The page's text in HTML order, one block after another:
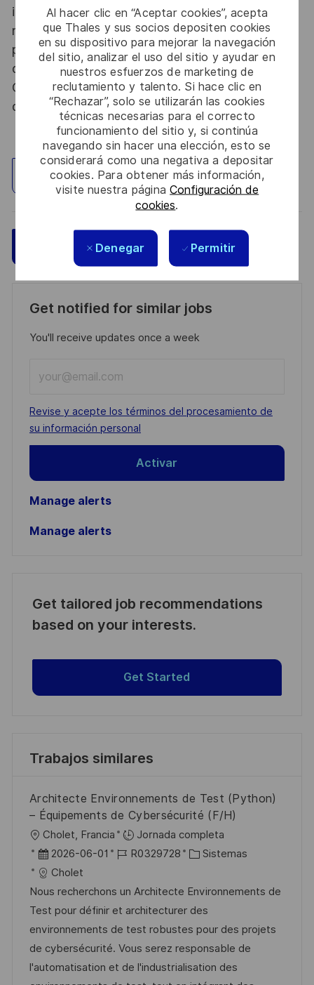
Al hacer clic en “Aceptar cookies”, acepta
que Thales y sus socios depositen cookies
en su dispositivo para mejorar la navegación
del sitio, analizar el uso del sitio y ayudar en
nuestros esfuerzos de marketing de
reclutamiento y talento. Si hace clic en
“Rechazar”, solo se utilizarán las cookies
técnicas necesarias para el correcto
funcionamiento del sitio y, si continúa
navegando sin hacer una elección, esto se
considerará como una negativa a depositar
cookies. Para obtener más información,
visite nuestra páginaConfiguración de
cookies.
Denegar Permitir
informations relevant du secret de la défense
nationale, la personne retenue fera l'objet d'une
procédure d’habilitation, conformément aux
dispositions des articles R.2311-1 et suivants du
Code de la défense et de l’IGI 1300 SGDSN/PSE
du 09 août 2021.
Explorar ubicación
Aplicar ahora Guardar
Get notified for similar jobs
You'll receive updates once a week
Email
address
(Required)
Required
Revise y acepte los términos del procesamiento de
su información personal
Activar
Manage alerts
Manage alerts
Get tailored job recommendations
based on your interests.
Get Started
Trabajos similares
Architecte Environnements de Test (Python)
– Équipements de Cybersécurité (F/H)
U
b
c
a
c
i
ó
Cholet, Francia
Jornada completa
F
e
c
h
a
d
e
2026-06-01
I
d
e
e
m
p
R0329728
C
t
e
g
o
r
Sistemas
Cholet
Nous recherchons un Architecte Environnements de
Test pour définir et architecturer des
environnements de test robustes pour des projets
de cybersécurité. Vous serez responsable de
l'automatisation et de l'industrialisation des